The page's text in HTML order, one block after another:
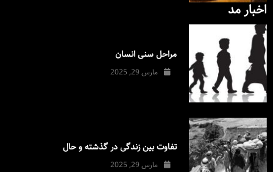
اخبار مد
مراحل سنی انسان
مارس 29, 2025
تفاوت بین زندگی در گذشته و حال
مارس 29, 2025